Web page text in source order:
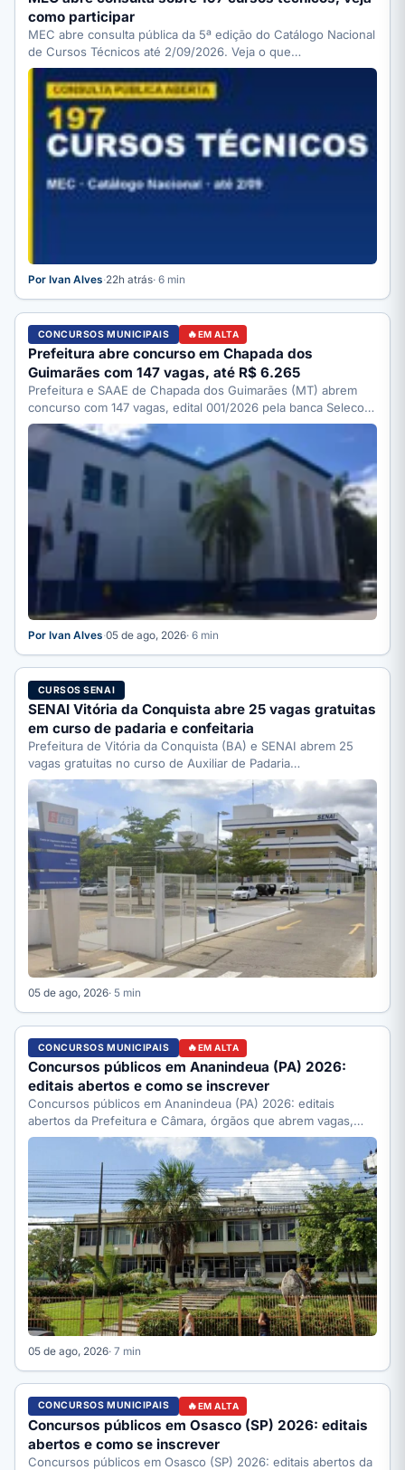
como participar
MEC abre consulta pública da 5ª edição do Catálogo Nacional
de Cursos Técnicos até 2/09/2026. Veja o que…
Por Ivan Alves·22h atrás· 6 min
CONCURSOS MUNICIPAIS EM ALTA
Prefeitura abre concurso em Chapada dos
Guimarães com 147 vagas, até R$ 6.265
Prefeitura e SAAE de Chapada dos Guimarães (MT) abrem
concurso com 147 vagas, edital 001/2026 pela banca Selecon.
…
Por Ivan Alves·05 de ago, 2026· 6 min
CURSOS SENAI
SENAI Vitória da Conquista abre 25 vagas gratuitas
em curso de padaria e confeitaria
Prefeitura de Vitória da Conquista (BA) e SENAI abrem 25
vagas gratuitas no curso de Auxiliar de Padaria…
05 de ago, 2026· 5 min
CONCURSOS MUNICIPAIS EM ALTA
Concursos públicos em Ananindeua (PA) 2026:
editais abertos e como se inscrever
Concursos públicos em Ananindeua (PA) 2026: editais
abertos da Prefeitura e Câmara, órgãos que abrem vagas,
como se…
05 de ago, 2026· 7 min
CONCURSOS MUNICIPAIS EM ALTA
Concursos públicos em Osasco (SP) 2026: editais
abertos e como se inscrever
Concursos públicos em Osasco (SP) 2026: editais abertos da